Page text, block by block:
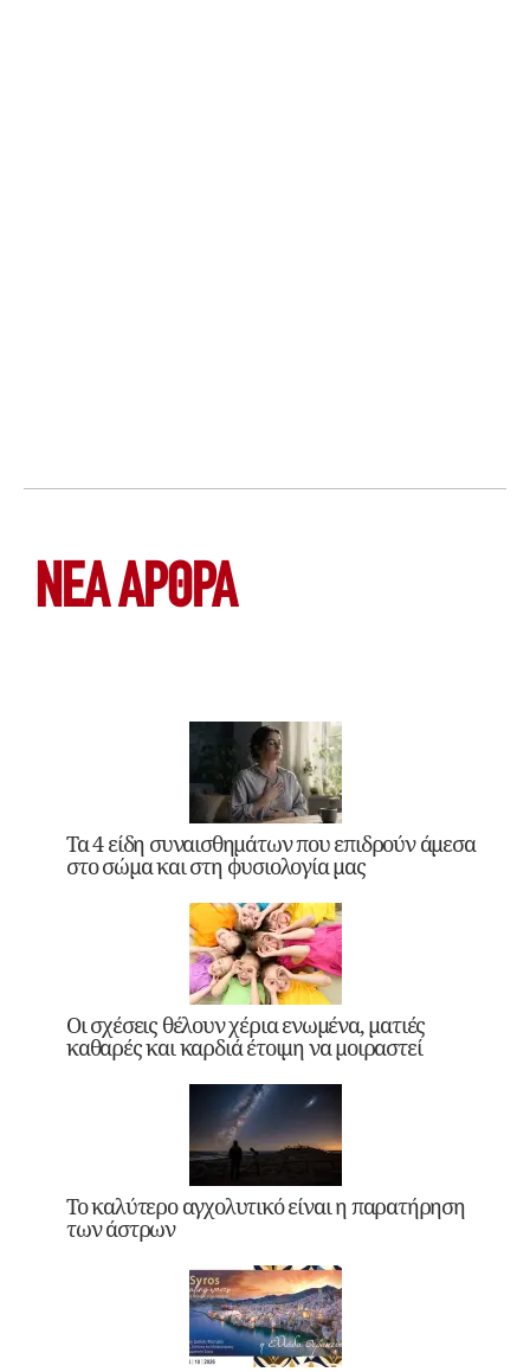
ΝΕΑ ΆΡΘΡΑ
Τα 4 είδη συναισθημάτων που επιδρούν άμεσα
στο σώμα και στη φυσιολογία μας
Οι σχέσεις θέλουν χέρια ενωμένα, ματιές
καθαρές και καρδιά έτοιμη να μοιραστεί
Το καλύτερο αγχολυτικό είναι η παρατήρηση
των άστρων